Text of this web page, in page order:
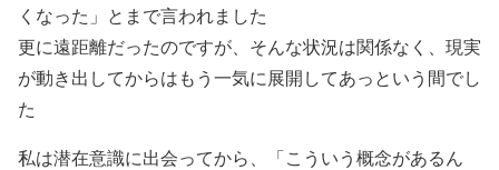
くなった」とまで言われました
更に遠距離だったのですが、そんな状況は関係なく、現実
が動き出してからはもう一気に展開してあっという間でし
た
私は潜在意識に出会ってから、「こういう概念があるん